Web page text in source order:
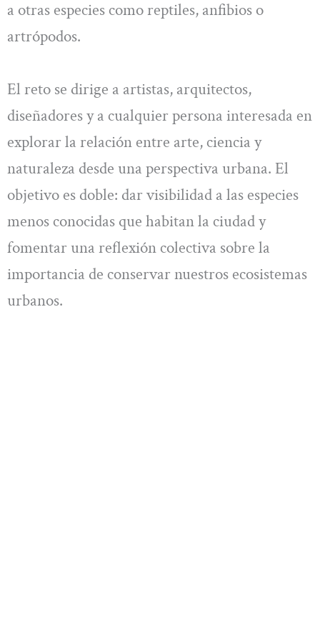
a otras especies como reptiles, anfibios o
artrópodos.
El reto se dirige a artistas, arquitectos,
diseñadores y a cualquier persona interesada en
explorar la relación entre arte, ciencia y
naturaleza desde una perspectiva urbana. El
objetivo es doble: dar visibilidad a las especies
menos conocidas que habitan la ciudad y
fomentar una reflexión colectiva sobre la
importancia de conservar nuestros ecosistemas
urbanos.